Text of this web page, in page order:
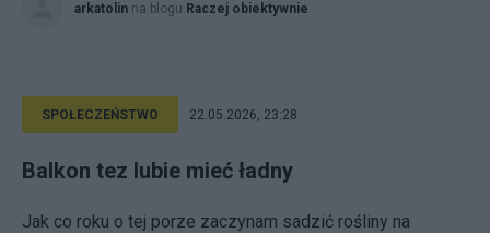
arkatolin na blogu Raczej obiektywnie
SPOŁECZEŃSTWO 22.05.2026, 23:28
Balkon tez lubie mieć ładny
Jak co roku o tej porze zaczynam sadzić rośliny na